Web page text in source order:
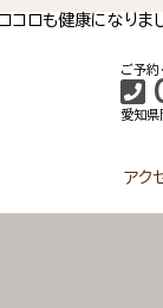
ロも健康になりま
ご予約
愛知県
アク